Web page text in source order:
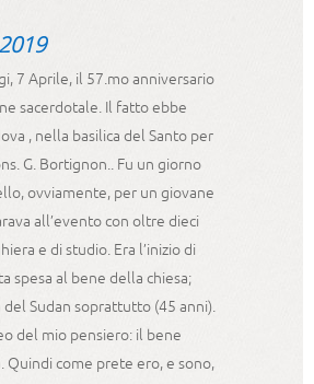
7 Aprile, il 57.mo anniversario
sacerdotale. Il fatto ebbe
, nella basilica del Santo per
G. Bortignon.. Fu un giorno
ovviamente, per un giovane
all’evento con oltre dieci
e di studio. Era l’inizio di
spesa al bene della chiesa;
del Sudan soprattutto (45 anni).
del mio pensiero: il bene
Quindi come prete ero, e sono,